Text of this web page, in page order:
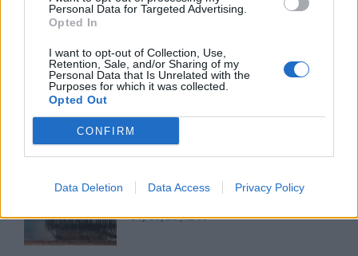
Personal Data for Targeted Advertising.
Opted In
I want to opt-out of Collection, Use,
Retention, Sale, and/or Sharing of my
Personal Data that Is Unrelated with the
Purposes for which it was collected.
Opted Out
CONFIRM
Data Deletion Data Access Privacy Policy
Η FARIA Renewables
ηλεκτροδοτεί το αιολικό πάρκο
Faria Αίολος Λάρυμνα
Ν. Παπαθανάσης: 3,07 εκατ.
ευρώ με σκοπό την προστασία της
λίμνης Δοϊράνης
04/08/26|12:55